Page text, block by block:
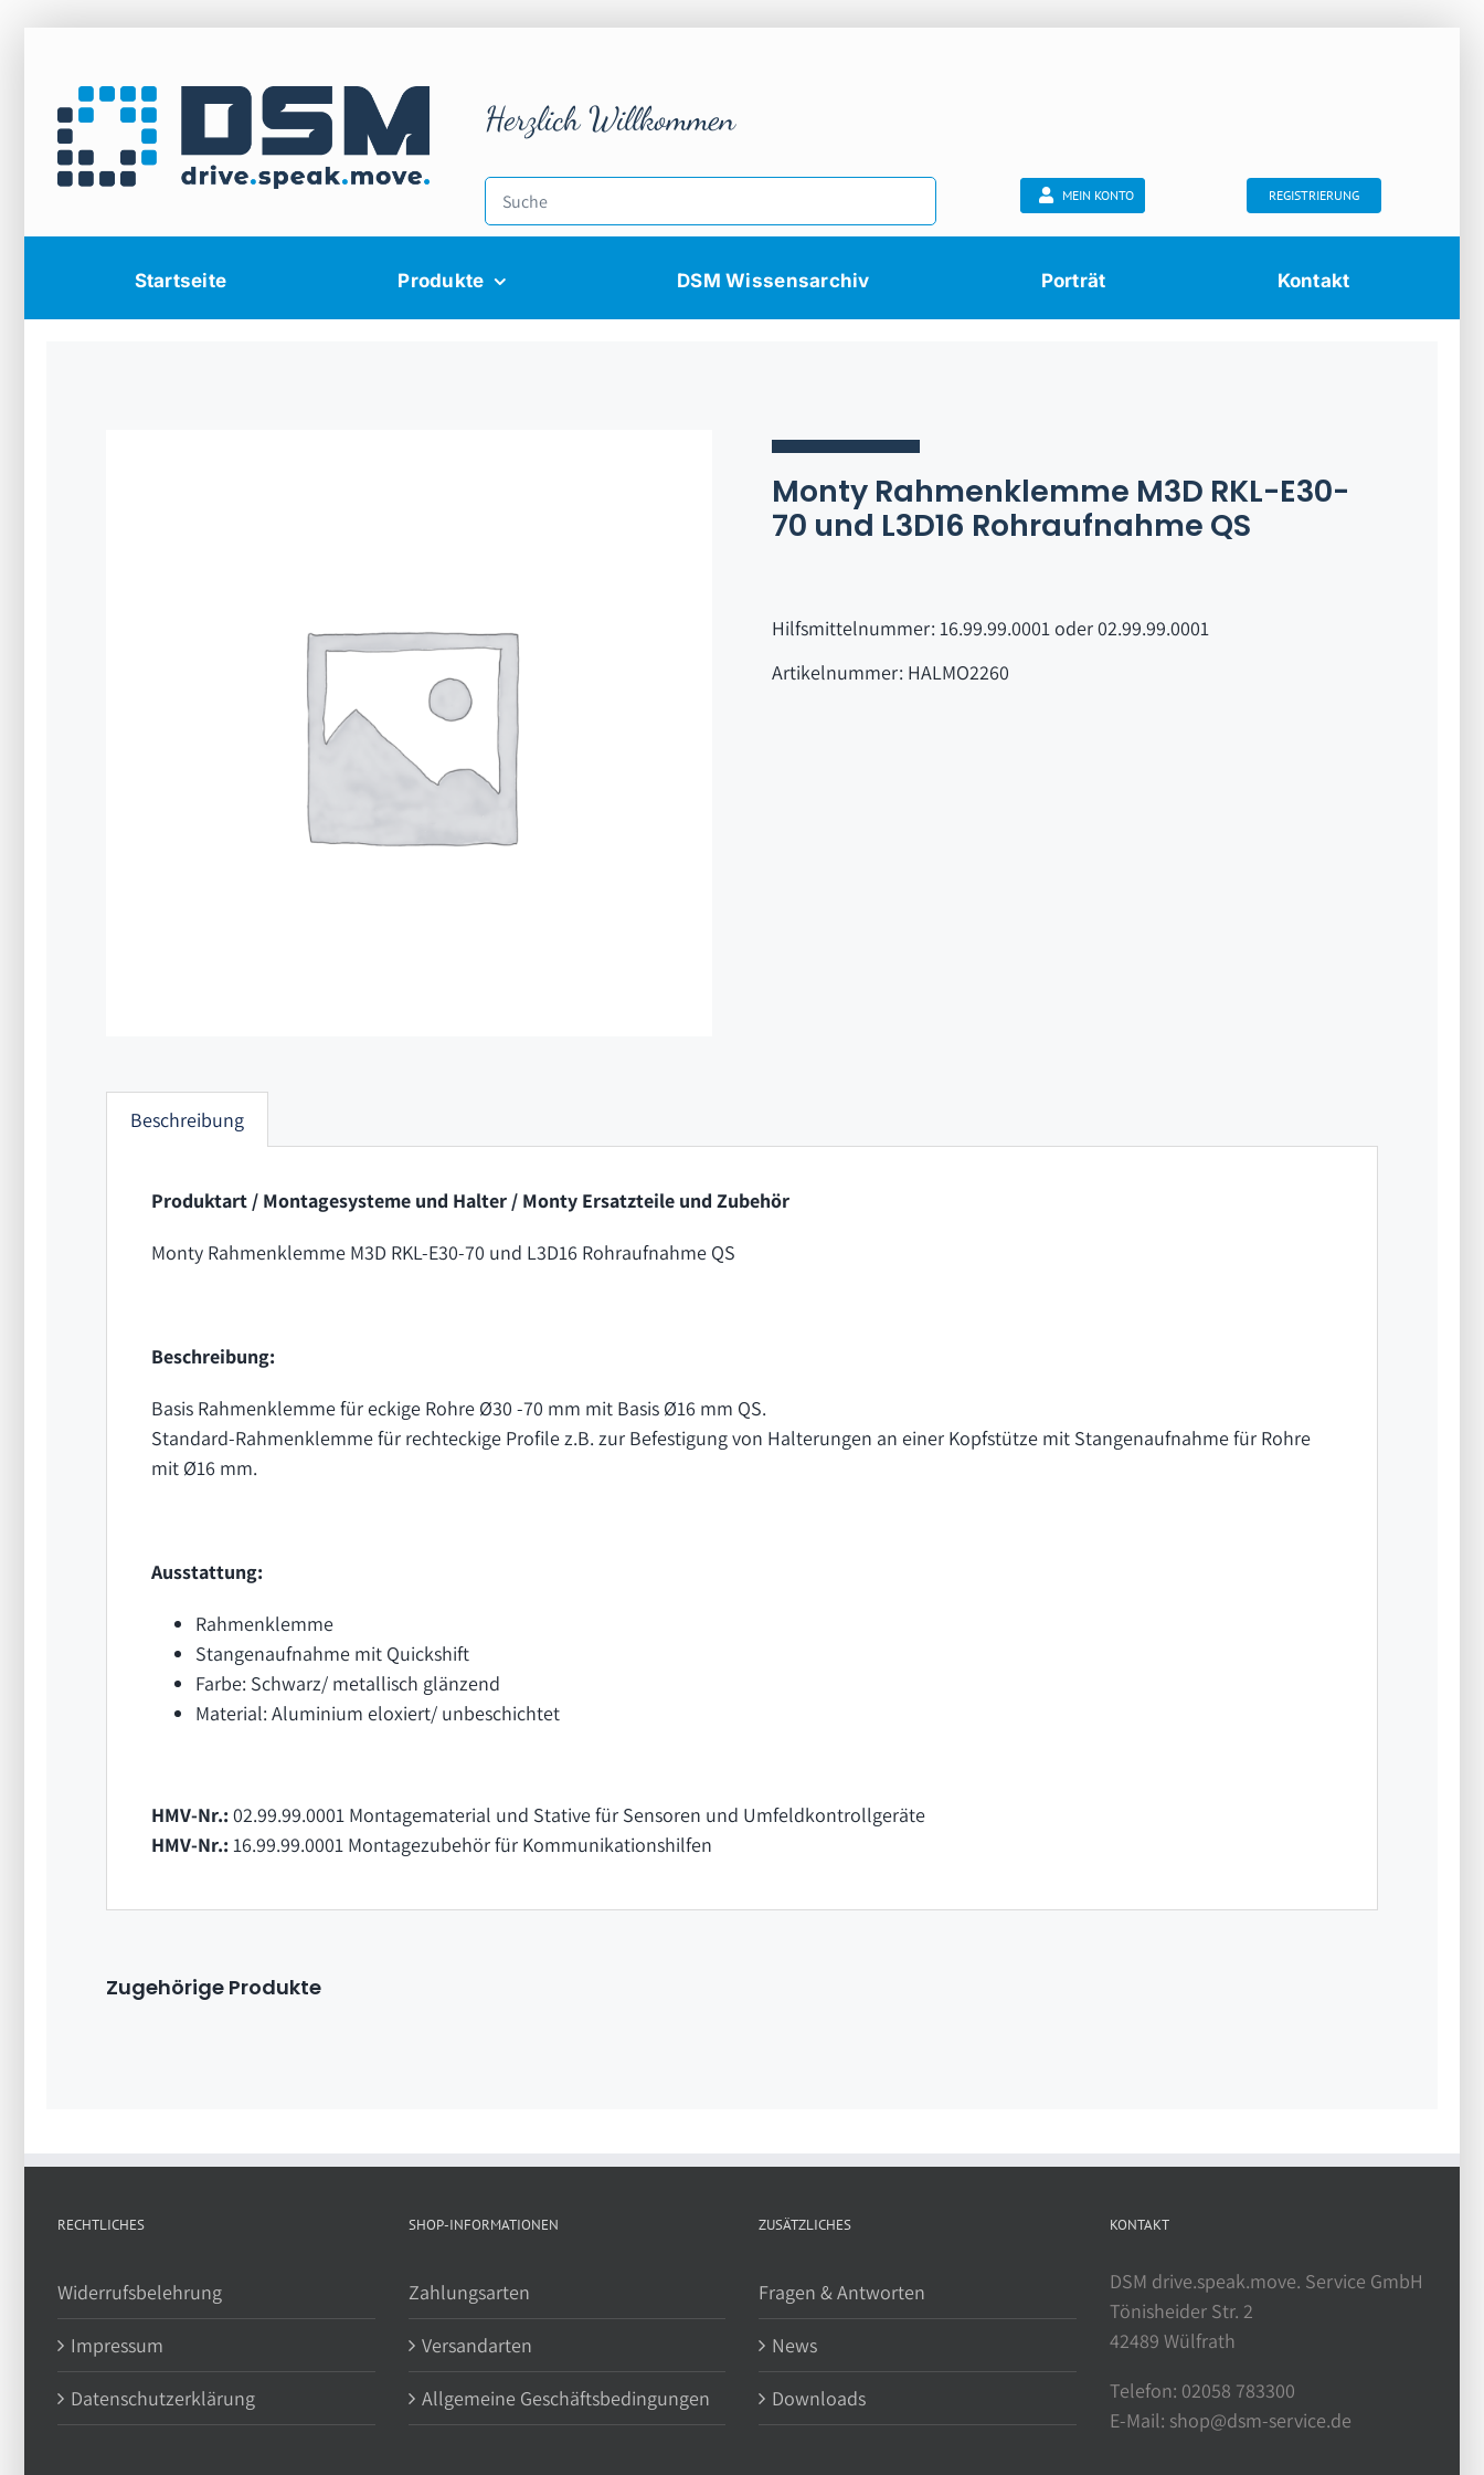
Herzlich Willkommen
MEIN KONTO REGISTRIERUNG
Startseite Produkte DSM Wissensarchiv Porträt Kontakt
Monty Rahmenklemme M3D RKL-E30-
70 und L3D16 Rohraufnahme QS
Hilfsmittelnummer: 16.99.99.0001 oder 02.99.99.0001
Artikelnummer: HALMO2260
Beschreibung
Produktart / Montagesysteme und Halter / Monty Ersatzteile und Zubehör
Monty Rahmenklemme M3D RKL-E30-70 und L3D16 Rohraufnahme QS
Beschreibung:
Basis Rahmenklemme für eckige Rohre Ø30 -70 mm mit Basis Ø16 mm QS.
Standard-Rahmenklemme für rechteckige Profile z.B. zur Befestigung von Halterungen an einer Kopfstütze mit Stangenaufnahme für Rohre
mit Ø16 mm.
Ausstattung:
Rahmenklemme
Stangenaufnahme mit Quickshift
Farbe: Schwarz/ metallisch glänzend
Material: Aluminium eloxiert/ unbeschichtet
HMV-Nr.: 02.99.99.0001 Montagematerial und Stative für Sensoren und Umfeldkontrollgeräte
HMV-Nr.: 16.99.99.0001 Montagezubehör für Kommunikationshilfen
Zugehörige Produkte
RECHTLICHES
Widerrufsbelehrung
Impressum
Datenschutzerklärung
SHOP-INFORMATIONEN
Zahlungsarten
Versandarten
Allgemeine Geschäftsbedingungen
ZUSÄTZLICHES
Fragen & Antworten
News
Downloads
KONTAKT
DSM drive.speak.move. Service GmbH
Tönisheider Str. 2
42489 Wülfrath
Telefon: 02058 783300
E-Mail: shop@dsm-service.de